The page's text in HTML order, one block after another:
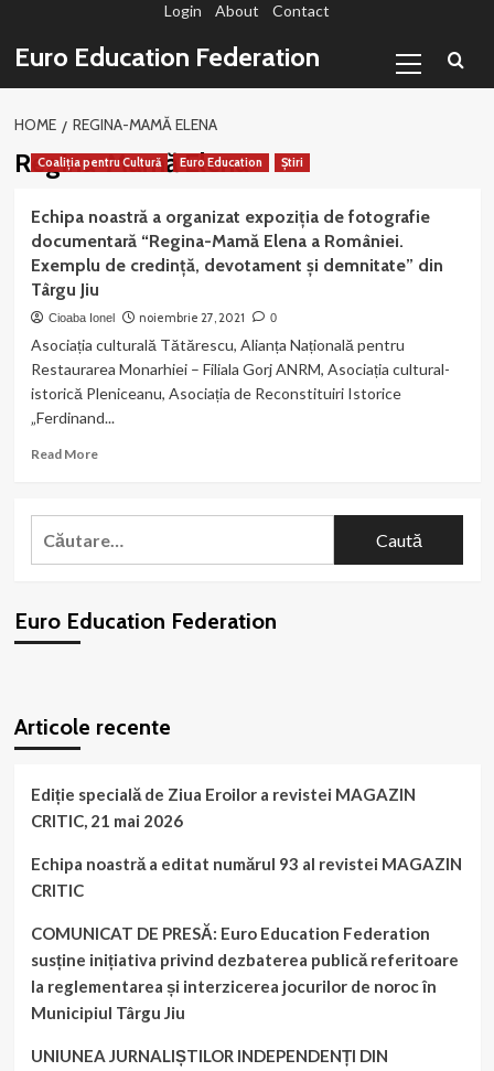
conținut
Login About Contact
Euro Education Federation
Menu
HOME REGINA-MAMĂ ELENA
Regina-Mamă Elena
Coaliția pentru Cultură Euro Education Știri
Echipa noastră a organizat expoziția de fotografie
documentară “Regina-Mamă Elena a României.
Exemplu de credință, devotament și demnitate” din
Târgu Jiu
Cioaba Ionel noiembrie 27, 2021 0
Asociația culturală Tătărescu, Alianța Națională pentru
Restaurarea Monarhiei – Filiala Gorj ANRM, Asociația cultural-
istorică Pleniceanu, Asociația de Reconstituiri Istorice
„Ferdinand...
Read MoreRead
Echipa
noastră
de
Elena
Exemplu
credință,
și
Târgu
Jiu
Caută
Euro Education Federation
Articole recente
Ediție specială de Ziua Eroilor a revistei MAGAZIN
CRITIC, 21 mai 2026
Echipa noastră a editat numărul 93 al revistei MAGAZIN
CRITIC
COMUNICAT DE PRESĂ: Euro Education Federation
susține inițiativa privind dezbaterea publică referitoare
la reglementarea și interzicerea jocurilor de noroc în
Municipiul Târgu Jiu
UNIUNEA JURNALIȘTILOR INDEPENDENȚI DIN